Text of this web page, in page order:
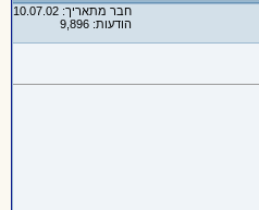
חבר מתאריך: 10.07.02
הודעות: 9,896